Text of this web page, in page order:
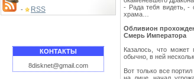
- RSS
КОНТАКТЫ
8disknet@gmail.com
- Рада тебя видеть, -
храма…
Обливион
Смерь Императора
Казалось, что может
обычно, в ней
Вот только все